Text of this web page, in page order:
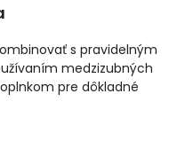
s pravidelným
medzizubných
pre dôkladné